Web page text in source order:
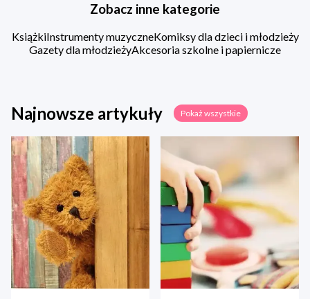
Zobacz inne kategorie
KsiążkiInstrumenty muzyczneKomiksy dla dzieci i młodzieży
Gazety dla młodzieżyAkcesoria szkolne i papiernicze
Najnowsze artykuły Pokaż wszystkie